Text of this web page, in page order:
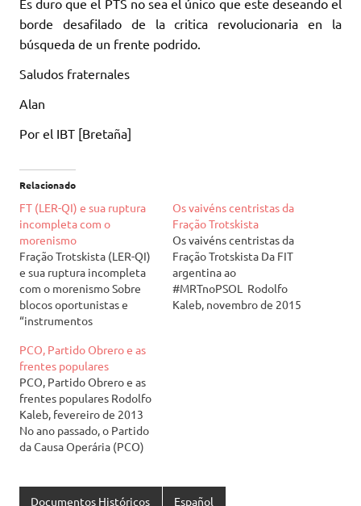
borde desafilado de la critica revolucionaria en la
búsqueda de un frente podrido.
Saludos fraternales
Alan
Por el IBT [Bretaña]
Relacionado
FT (LER-QI) e sua ruptura
incompleta com o
morenismo
Fração Trotskista (LER-QI)
e sua ruptura incompleta
com o morenismo Sobre
blocos oportunistas e
“instrumentos
Por Rodolfo Kaleb, maio de
2013 A Fração Trotskista –
Quarta Internacional (FT-
QI) é a organização
internacional
impulsionada pelo PTS
argentino e da qual a LER-
Os vaivéns centristas da
Fração Trotskista
Os vaivéns centristas da
Fração Trotskista Da FIT
argentina ao
#MRTnoPSOL Rodolfo
Kaleb, novembro de 2015
PCO, Partido Obrero e as
frentes populares
PCO, Partido Obrero e as
frentes populares Rodolfo
Kaleb, fevereiro de 2013
No ano passado, o Partido
da Causa Operária (PCO)
criticou a candidatura de
Documentos Históricos Español